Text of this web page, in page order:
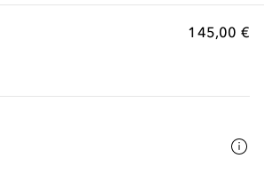
145,00 €